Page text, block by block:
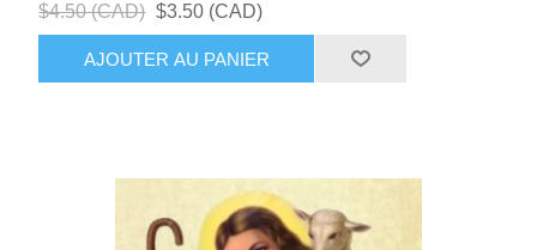
$4.50 (CAD) $3.50 (CAD)
AJOUTER AU PANIER